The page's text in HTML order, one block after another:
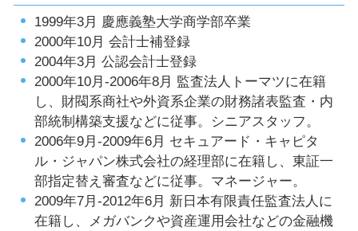
1999年3月 慶應義塾大学商学部卒業
2000年10月 会計士補登録
2004年3月 公認会計士登録
2000年10月-2006年8月 監査法人トーマツに在籍
し、財閥系商社や外資系企業の財務諸表監査・内
部統制構築支援などに従事。シニアスタッフ。
2006年9月-2009年6月 セキュアード・キャピタ
ル・ジャパン株式会社の経理部に在籍し、東証一
部指定替え審査などに従事。マネージャー。
2009年7月-2012年6月 新日本有限責任監査法人に
在籍し、メガバンクや資産運用会社などの金融機